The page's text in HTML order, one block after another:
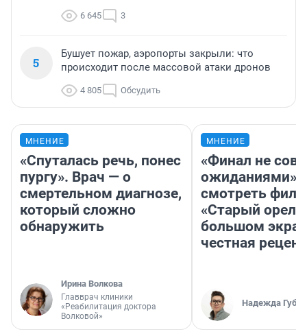
6 645 3
5
Бушует пожар, аэропорты закрыли: что
происходит после массовой атаки дронов
4 805 Обсудить
МНЕНИЕ
«Спуталась речь, понес
пургу». Врач — о
смертельном диагнозе,
который сложно
обнаружить
Ирина Волкова
Главврач клиники
«Реабилитация доктора
Волковой»
МНЕНИЕ
«Финал не
ожиданиями»:
смотреть
«Старый орел»
большом
честная
Надежда